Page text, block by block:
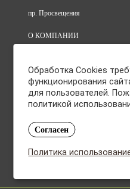
пр. Просвещения
О КОМПАНИИ
БРЕНДЫ
АКЦИИ
КУПИТЬ ОПТОМ
КОНТАКТЫ
Обработка Cookies
функционирования
для пользователей.
политикой
Согласен
Политика